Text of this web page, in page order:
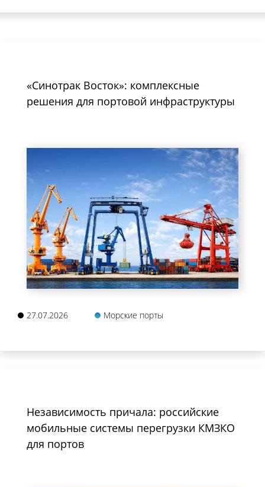
«Синотрак Восток»: комплексные
решения для портовой инфраструктуры
27.07.2026 Морские порты
Независимость причала: российские
мобильные системы перегрузки КМЗКО
для портов